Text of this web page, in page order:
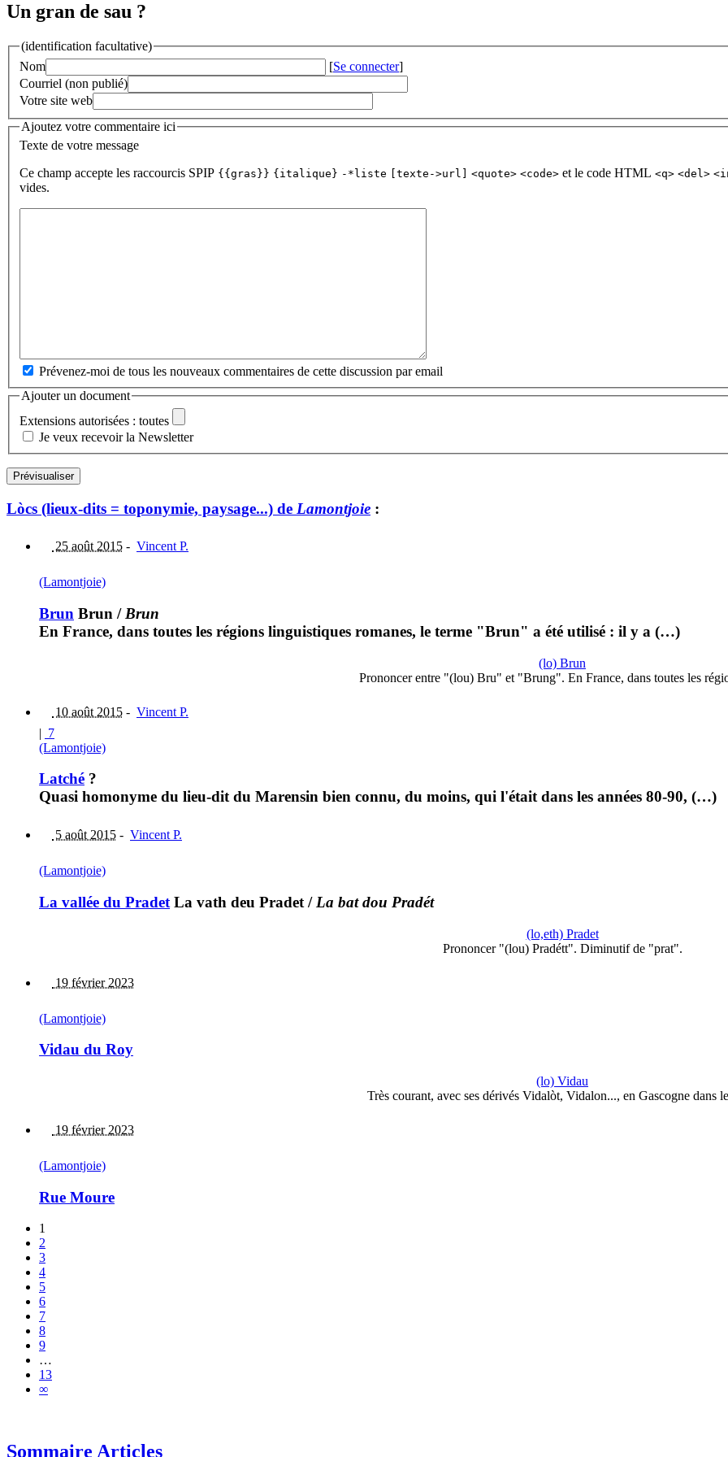
Un gran de sau ?
(identification facultative)
Nom
[Se connecter]
Courriel (non publié)
Votre site web
Ajoutez votre commentaire ici
Texte de votre message
Ce champ accepte les raccourcis SPIP {{gras}} {italique} -*liste [texte->url] <quote> <code> et le code HTML <q> <del>
vides.
Prévenez-moi de tous les nouveaux commentaires de cette discussion par email
Ajouter un document
Extensions autorisées : toutes
Je veux recevoir la Newsletter
Lòcs (lieux-dits = toponymie, paysage...) de Lamontjoie :
25 août 2015 - Vincent P.
(Lamontjoie)
Brun Brun / Brun
En France, dans toutes les régions linguistiques romanes, le terme "Brun" a été utilisé : il y a (…)
(lo) Brun
Prononcer entre "(lou) Bru" et "Brung". En France, dans toutes les
10 août 2015 - Vincent P.
| 7
(Lamontjoie)
Latché ?
Quasi homonyme du lieu-dit du Marensin bien connu, du moins, qui l'était dans les années 80-90, (…)
5 août 2015 - Vincent P.
(Lamontjoie)
La vallée du Pradet La vath deu Pradet / La bat dou Pradét
(lo,eth) Pradet
Prononcer "(lou) Pradétt". Diminutif de "prat".
19 février 2023
(Lamontjoie)
Vidau du Roy
(lo) Vidau
Très courant, avec ses dérivés Vidalòt, Vidalon..., en Gascogne dans
19 février 2023
(Lamontjoie)
Rue Moure
1
2
3
4
5
6
7
8
9
…
13
∞
Sommaire Articles